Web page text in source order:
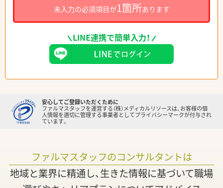
未入力の必須項目が1箇所あります
LINE連携で簡単入力！
安心してご登録いただくために
ファルマスタッフを運営する（株）メディカルリソースは、お客様の個
人情報を適切に管理する事業者としてプライバシーマークが付与され
ています。
ファルマスタッフのコンサルタントは
地域と業界に精通し、生きた情報に基づいて職場